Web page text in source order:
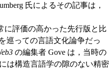
氏によるその記事は，
に評価の高かった先行版と比
巡っての言語文化論争だっ
の編集者 Gove は，当時の
は構造言語学の隙のない精密